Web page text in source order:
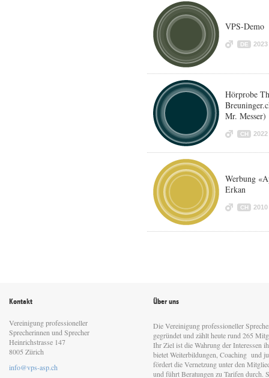
VPS-Demo
DE 2023
Hörprobe
Mr. Messer)
CH 2022
Werbung
Erkan
CH 2010
Kontakt
Vereinigung professioneller
Sprecherinnen und Sprecher
Heinrichstrasse 147
8005 Zürich
info@vps-asp.ch
Über uns
Die Vereinigung professioneller
gegründet und zählt heute rund 265
Ihr Ziel ist die Wahrung der Interessen
bietet Weiterbildungen, Coaching und
fördert die Vernetzung unter den
und führt Beratungen zu Tarifen durch.